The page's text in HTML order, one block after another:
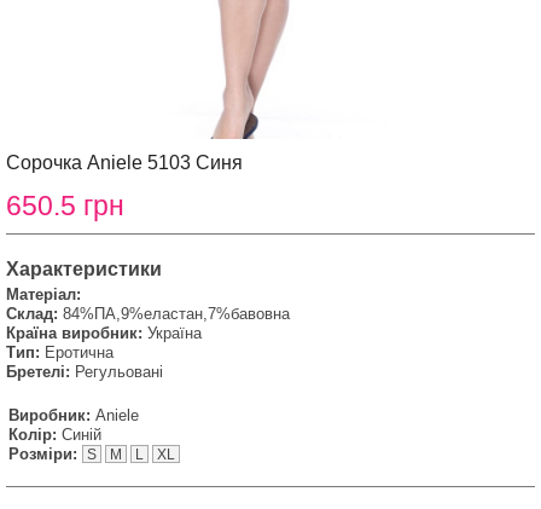
Сорочка Aniele 5103 Синя
650.5 грн
Характеристики
Матеріал:
Склад: 84%ПА,9%еластан,7%бавовна
Країна виробник: Україна
Тип: Еротична
Бретелі: Регульовані
Виробник: Aniele
Колір: Синій
Розміри:
S M L XL